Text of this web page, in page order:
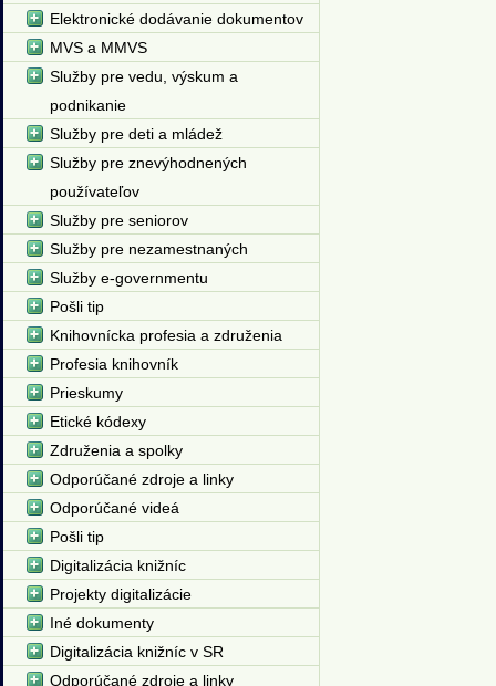
Elektronické dodávanie dokumentov
MVS a MMVS
Služby pre vedu, výskum a
podnikanie
Služby pre deti a mládež
Služby pre znevýhodnených
používateľov
Služby pre seniorov
Služby pre nezamestnaných
Služby e-governmentu
Pošli tip
Knihovnícka profesia a združenia
Profesia knihovník
Prieskumy
Etické kódexy
Združenia a spolky
Odporúčané zdroje a linky
Odporúčané videá
Pošli tip
Digitalizácia knižníc
Projekty digitalizácie
Iné dokumenty
Digitalizácia knižníc v SR
Odporúčané zdroje a linky